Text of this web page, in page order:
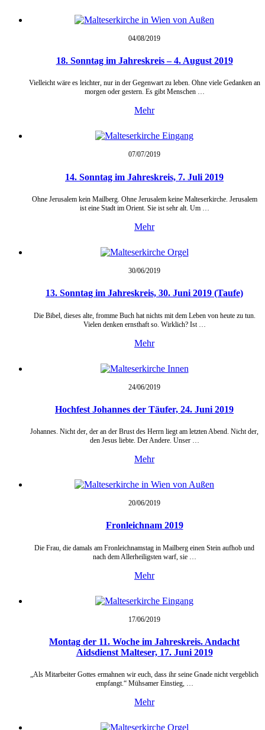
04/08/2019
18. Sonntag im Jahreskreis – 4. August 2019
Vielleicht wäre es leichter, nur in der Gegenwart zu leben. Ohne viele Gedanken an
morgen oder gestern. Es gibt Menschen …
Mehr
07/07/2019
14. Sonntag im Jahreskreis, 7. Juli 2019
Ohne Jerusalem kein Mailberg. Ohne Jerusalem keine Malteserkirche. Jerusalem
ist eine Stadt im Orient. Sie ist sehr alt. Um …
Mehr
30/06/2019
13. Sonntag im Jahreskreis, 30. Juni 2019 (Taufe)
Die Bibel, dieses alte, fromme Buch hat nichts mit dem Leben von heute zu tun.
Vielen denken ernsthaft so. Wirklich? Ist …
Mehr
24/06/2019
Hochfest Johannes der Täufer, 24. Juni 2019
Johannes. Nicht der, der an der Brust des Herrn liegt am letzten Abend. Nicht der,
den Jesus liebte. Der Andere. Unser …
Mehr
20/06/2019
Fronleichnam 2019
Die Frau, die damals am Fronleichnamstag in Mailberg einen Stein aufhob und
nach dem Allerheiligsten warf, sie …
Mehr
17/06/2019
Montag der 11. Woche im Jahreskreis. Andacht
Aidsdienst Malteser, 17. Juni 2019
„Als Mitarbeiter Gottes ermahnen wir euch, dass ihr seine Gnade nicht vergeblich
empfangt.“ Mühsamer Einstieg, …
Mehr